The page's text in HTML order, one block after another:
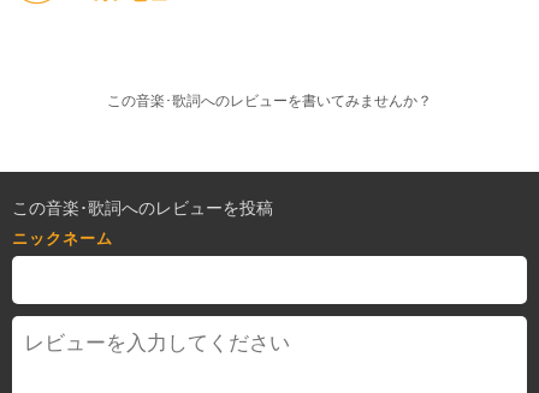
この音楽･歌詞へのレビューを書いてみませんか？
この音楽･歌詞へのレビューを投稿
ニックネーム